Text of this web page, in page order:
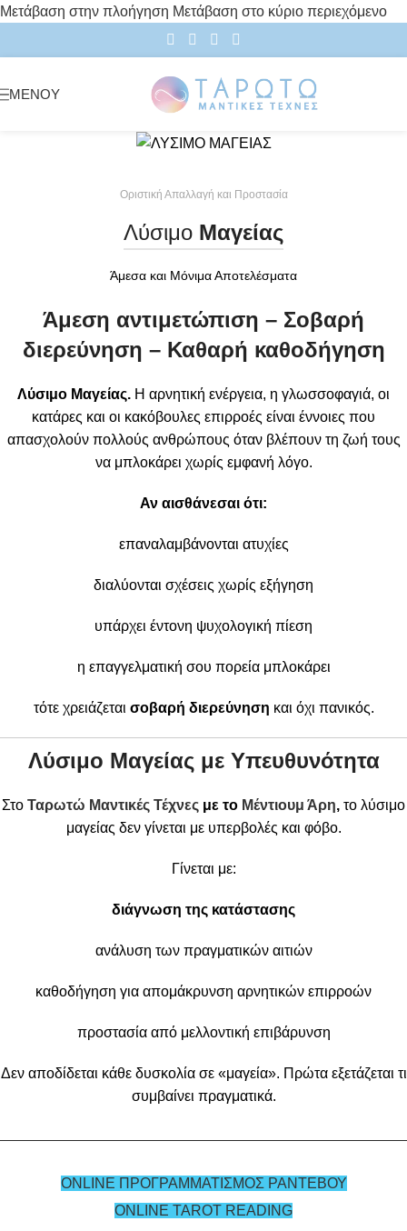
Μετάβαση στην πλοήγηση Μετάβαση στο κύριο περιεχόμενο
ΜΕΝΟΎ
Οριστική Απαλλαγή και Προστασία
Λύσιμο Μαγείας
Άμεσα και Μόνιμα Αποτελέσματα
Άμεση αντιμετώπιση – Σοβαρή
διερεύνηση – Καθαρή καθοδήγηση
Λύσιμο Μαγείας. Η αρνητική ενέργεια, η γλωσσοφαγιά, οι
κατάρες και οι κακόβουλες επιρροές είναι έννοιες που
απασχολούν πολλούς ανθρώπους όταν βλέπουν τη ζωή τους
να μπλοκάρει χωρίς εμφανή λόγο.
Αν αισθάνεσαι ότι:
επαναλαμβάνονται ατυχίες
διαλύονται σχέσεις χωρίς εξήγηση
υπάρχει έντονη ψυχολογική πίεση
η επαγγελματική σου πορεία μπλοκάρει
τότε χρειάζεται σοβαρή διερεύνηση και όχι πανικός.
Λύσιμο Μαγείας με Υπευθυνότητα
Στο Ταρωτώ Μαντικές Τέχνες με το Μέντιουμ Άρη, το λύσιμο
μαγείας δεν γίνεται με υπερβολές και φόβο.
Γίνεται με:
διάγνωση της κατάστασης
ανάλυση των πραγματικών αιτιών
καθοδήγηση για απομάκρυνση αρνητικών επιρροών
προστασία από μελλοντική επιβάρυνση
Δεν αποδίδεται κάθε δυσκολία σε «μαγεία». Πρώτα εξετάζεται τι
συμβαίνει πραγματικά.
ONLINE ΠΡΟΓΡΑΜΜΑΤΙΣΜΟΣ ΡΑΝΤΕΒΟΥ
ONLINE TAROT READING